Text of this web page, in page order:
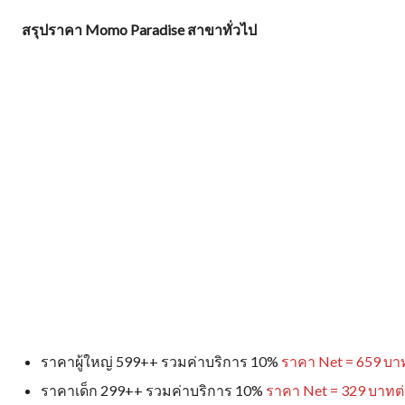
สรุปราคา Momo Paradise สาขาทั่วไป
ราคาผู้ใหญ่ 599++ รวมค่าบริการ 10% ราคา Net = 659 บ
ราคาเด็ก 299++ รวมค่าบริการ 10% ราคา Net = 329 บาท